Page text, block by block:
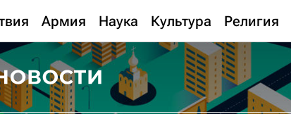
Армия Наука Культура Религия